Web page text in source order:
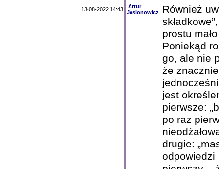
13-08-2022 14:43
Artur
Jesionowicz
Również
prostu
Poniekąd
go, ale nie
że
jest
pierwsze:
po raz
drugie:
odpowiedzi